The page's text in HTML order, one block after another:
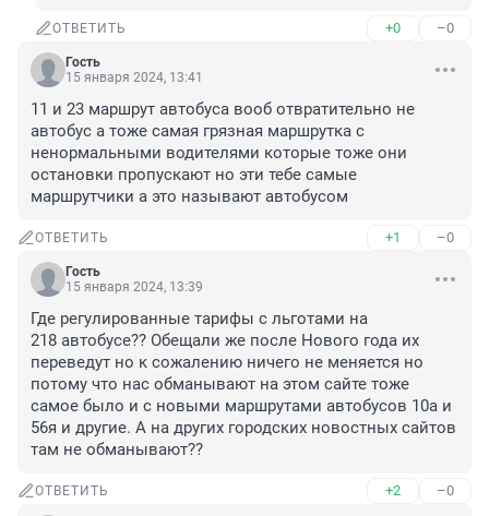
ОТВЕТИТЬ +0 –0
Гость
15 января 2024, 13:41
11 и 23 маршрут автобуса вооб отвратительно не
автобус а тоже самая грязная маршрутка с
ненормальными водителями которые тоже они
остановки пропускают но эти тебе самые
маршрутчики а это называют автобусом
ОТВЕТИТЬ +1 –0
Гость
15 января 2024, 13:39
Где регулированные тарифы с льготами на
218 автобусе?? Обещали же после Нового года их
переведут но к сожалению ничего не меняется но
потому что нас обманывают на этом сайте тоже
самое было и с новыми маршрутами автобусов 10а и
56я и другие. А на других городских новостных сайтов
там не обманывают??
ОТВЕТИТЬ +2 –0